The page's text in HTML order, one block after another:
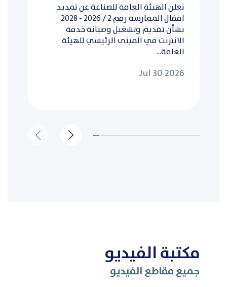
تعلن الهيئة العامة للصناعة عن تمديد
اقفال الممارسة رقم 2 / 2026 - 2028
بشأن تقديم وتشغيل وصيانة خدمة
الانترنت في المبنى الرئيسي للهيئة
العامة...
Jul 30 2026
مكتبة الفيديو
جميع مقاطع الفيديو